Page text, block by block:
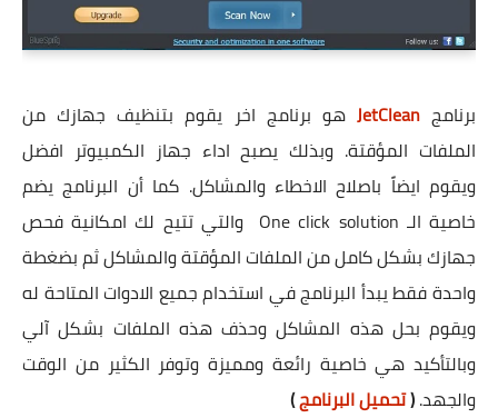
برنامجJetClean هو برنامج اخر يقوم بتنظيف جهازك من
الملفات المؤقتة. وبذلك يصبح اداء جهاز الكمبيوتر افضل
ويقوم ايضاً باصلاح الاخطاء والمشاكل. كما أن البرنامج يضم
خاصية الـ One click solution والتي تتيح لك امكانية فحص
جهازك بشكل كامل من الملفات المؤقتة والمشاكل ثم بضغطة
واحدة فقط يبدأ البرنامج في استخدام جميع الادوات المتاحة له
ويقوم بحل هذه المشاكل وحذف هذه الملفات بشكل آلي
وبالتأكيد هي خاصية رائعة ومميزة وتوفر الكثير من الوقت
والجهد.(تحميل البرنامج)